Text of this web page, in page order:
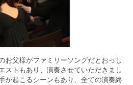
お父様がファミリーソングだとおっし
ストもあり、演奏させていただきまし
が起こるシーンもあり、全ての演奏終